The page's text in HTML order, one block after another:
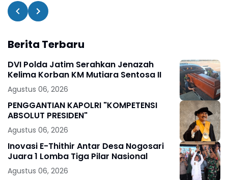
Berita Terbaru
DVI Polda Jatim Serahkan Jenazah
Kelima Korban KM Mutiara Sentosa II
Agustus 06, 2026
PENGGANTIAN KAPOLRI "KOMPETENSI
ABSOLUT PRESIDEN"
Agustus 06, 2026
Inovasi E-Thithir Antar Desa Nogosari
Juara 1 Lomba Tiga Pilar Nasional
Agustus 06, 2026